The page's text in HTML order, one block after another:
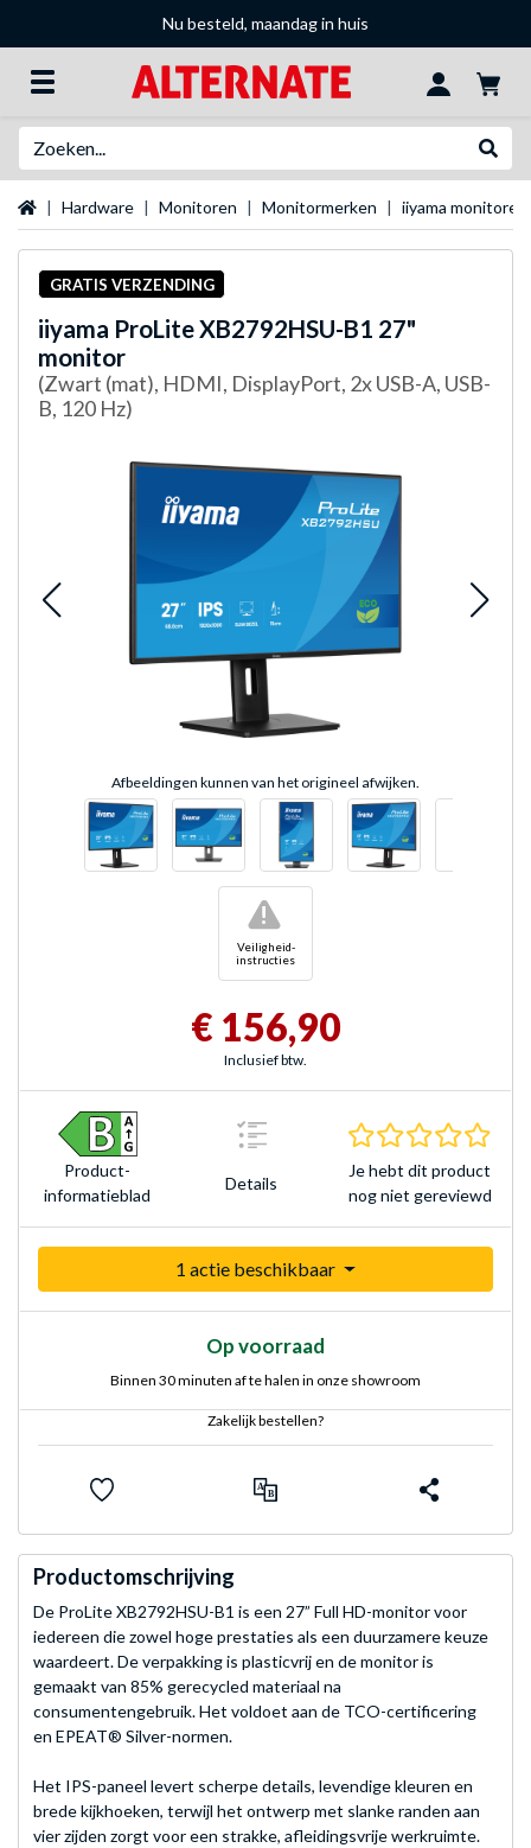
Nu besteld, maandag in huis
Startpagina
Hardware Monitoren Monitormerken iiyama monitoren
GRATIS VERZENDING
iiyama ProLite XB2792HSU-B1 27"
monitor
(Zwart (mat), HDMI, DisplayPort, 2x USB-A, USB-
B, 120 Hz)
Afbeeldingen kunnen van het origineel afwijken.
Veiligheid-
instructies
!
€ 156,90
Inclusief btw.
Product­
informatieblad
Details
Je hebt dit product
nog niet gereviewd
1 actie beschikbaar
Op voorraad
Binnen 30 minuten af te halen in onze showroom
Zakelijk bestellen?
Productomschrijving
De ProLite XB2792HSU-B1 is een 27” Full HD-monitor voor
iedereen die zowel hoge prestaties als een duurzamere keuze
waardeert. De verpakking is plasticvrij en de monitor is
gemaakt van 85% gerecycled materiaal na
consumentengebruik. Het voldoet aan de TCO-certificering
en EPEAT® Silver-normen.
Het IPS-paneel levert scherpe details, levendige kleuren en
brede kijkhoeken, terwijl het ontwerp met slanke randen aan
vier zijden zorgt voor een strakke, afleidingsvrije werkruimte.